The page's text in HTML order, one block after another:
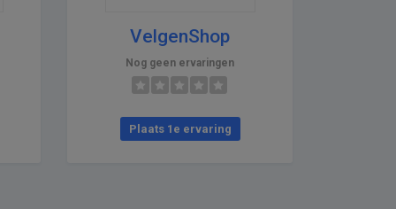
VelgenShop
Nog geen ervaringen
Plaats 1e ervaring